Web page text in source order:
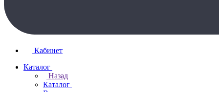
Кабинет
Каталог
Назад
Каталог